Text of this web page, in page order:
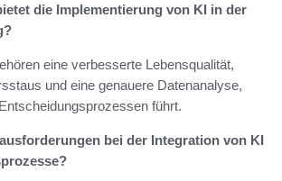
die Implementierung von KI in der
eine verbesserte Lebensqualität,
und eine genauere Datenanalyse,
führt.
bei der Integration von KI